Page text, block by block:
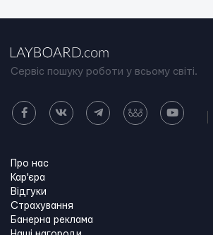
Сервіс пошуку роботи у всьому світі.
Про нас
Кар'єра
Відгуки
Страхування
Банерна реклама